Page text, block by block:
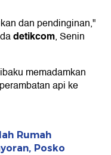
dan pendinginan,"
detikcom, Senin
memadamkan
api ke
Rumah
Posko